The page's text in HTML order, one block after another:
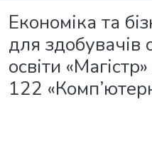
Економіка та
для здобувачів
освіти
122